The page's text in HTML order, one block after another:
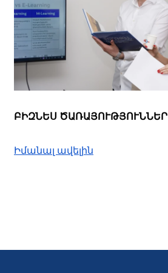
ԲԻԶՆԵՍ ԾԱՌԱՅՈՒԹՅՈՒՆՆԵՐ
Իմանալ ավելին